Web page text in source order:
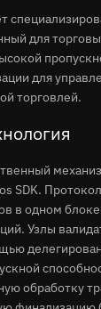
для
для
торговлей.
SDK.
в одном
Узлы
обработку